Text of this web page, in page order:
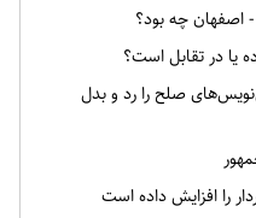
یا در تقابل است؟
صلح را رد و بدل
را افزایش داده است